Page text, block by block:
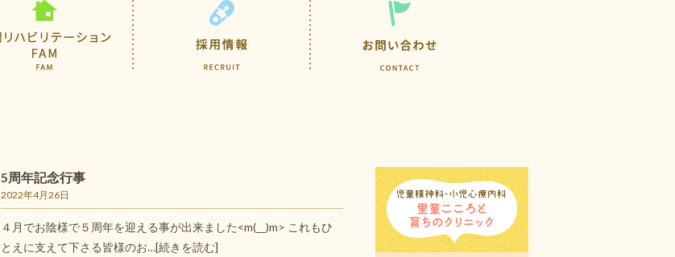
5周年記念行事
2022年4月26日
４月でお陰様で５周年を迎える事が出来ました<m(__)m> これもひ
とえに支えて下さる皆様のお…[続きを読む]